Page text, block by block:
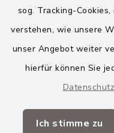
sog. Tracking-
verstehen, wie unsere
unser Angebot weiter
hierfür können Sie
Ich stimme zu
Gemeinde
VG Altenstadt
Landkreis Neu-